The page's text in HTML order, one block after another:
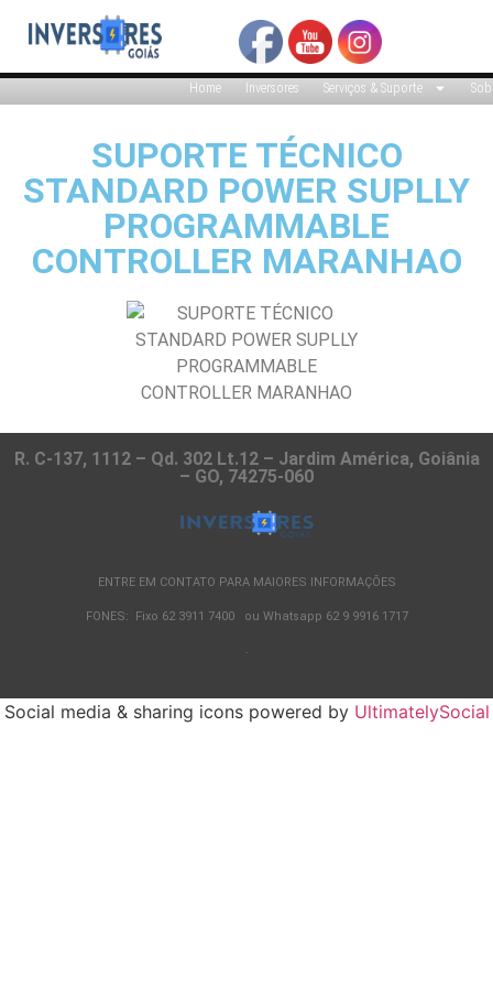
Home Inversores Serviços & Suporte
SUPORTE TÉCNICO
STANDARD POWER SUPLLY
PROGRAMMABLE
CONTROLLER MARANHAO
R. C-137, 1112 – Qd. 302 Lt.12 – Jardim América, Goiânia
– GO, 74275-060
ENTRE EM CONTATO PARA MAIORES INFORMAÇÕES
FONES: Fixo 62 3911 7400 ou Whatsapp 62 9 9916 1717
.
Social media & sharing icons powered by UltimatelySocial